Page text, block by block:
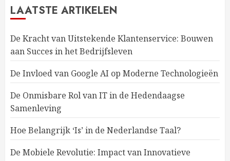
LAATSTE ARTIKELEN
De Kracht van Uitstekende Klantenservice: Bouwen
aan Succes in het Bedrijfsleven
De Invloed van Google AI op Moderne Technologieën
De Onmisbare Rol van IT in de Hedendaagse
Samenleving
Hoe Belangrijk ‘Is’ in de Nederlandse Taal?
De Mobiele Revolutie: Impact van Innovatieve